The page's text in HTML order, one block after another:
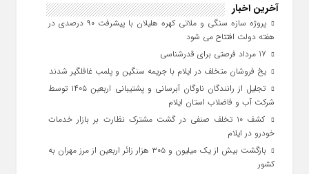
آخرین اخبار
پروژه سازه سنگی و ملاتی کهره هلیلان با پیشرفت ۹۰ درصدی در
هفته دولت افتتاح می شود
یخ‌ فروشان متخلف در ایلام با جریمه سنگین و پلمب غافلگیر شدند
تجلیل از رانندگان ناوگان آبرسانی و پشتیبانی اربعین ۱۴۰۵ توسط
شرکت آب و فاضلاب استان ایلام
کشف ۱۰ تخلف صنفی در گشت مشترک نظارت بر بازار خدمات
خودرو در ایلام
بازگشت بیش از یک میلیون و ۳۰۵ هزار زائر اربعین از مرز مهران به
کشور